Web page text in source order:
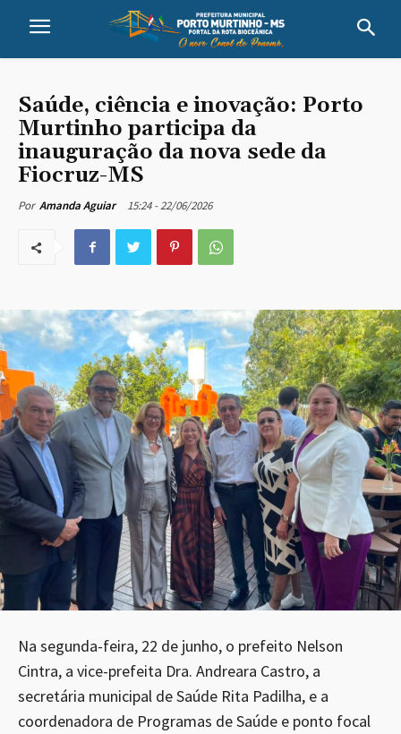
Saúde, ciência e inovação: Porto
Murtinho participa da
inauguração da nova sede da
Fiocruz-MS
Por Amanda Aguiar 15:24 - 22/06/2026
Na segunda-feira, 22 de junho, o prefeito Nelson
Cintra, a vice-prefeita Dra. Andreara Castro, a
secretária municipal de Saúde Rita Padilha, e a
coordenadora de Programas de Saúde e ponto focal